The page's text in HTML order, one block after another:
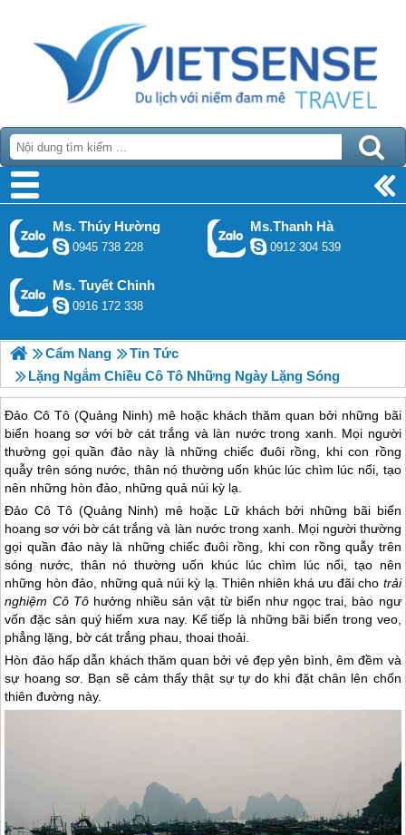
Ms. Thúy Hường
0945 738 228
Ms.Thanh Hà
0912 304 539
Ms. Tuyết Chinh
0916 172 338
Cẩm Nang
Tin Tức
Lặng Ngắm Chiều Cô Tô Những Ngày Lặng Sóng
Đảo Cô Tô (Quảng Ninh) mê hoặc khách thăm quan bởi những bãi
biển hoang sơ với bờ cát trắng và làn nước trong xanh. Mọi người
thường gọi quần đảo này là những chiếc đuôi rồng, khi con rồng
quẫy trên sóng nước, thân nó thường uốn khúc lúc chìm lúc nổi, tạo
nên những hòn đảo, những quả núi kỳ lạ.
Đảo Cô Tô(Quảng Ninh) mê hoặc Lữ khách bởi những bãi biển
hoang sơ với bờ cát trắng và làn nước trong xanh. Mọi người thường
gọi quần đảo này là những chiếc đuôi rồng, khi con rồng quẫy trên
sóng nước, thân nó thường uốn khúc lúc chìm lúc nổi, tạo nên
những hòn đảo, những quả núi kỳ lạ. Thiên nhiên khá ưu đãi cho trải
nghiệm Cô Tôhưởng nhiều sản vật từ biển như ngọc trai, bào ngư
vốn đặc sản quý hiếm xưa nay. Kế tiếp là những bãi biển trong veo,
phẳng lặng, bờ cát trắng phau, thoai thoải.
Hòn đảo hấp dẫn khách thăm quan bởi vẻ đẹp yên bình, êm đềm và
sự hoang sơ. Bạn sẽ cảm thấy thật sự tự do khi đặt chân lên chốn
thiên đường này.